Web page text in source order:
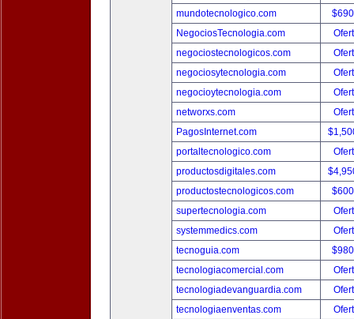
mundotecnologico.com
NegociosTecnologia.com
negociostecnologicos.com
negociosytecnologia.com
negocioytecnologia.com
networxs.com
PagosInternet.com
portaltecnologico.com
productosdigitales.com
productostecnologicos.com
supertecnologia.com
systemmedics.com
tecnoguia.com
tecnologiacomercial.com
tecnologiadevanguardia.com
tecnologiaenventas.com